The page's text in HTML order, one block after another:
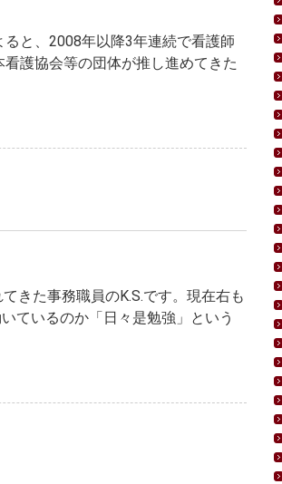
と、2008年以降3年連続で看護師
護協会等の団体が推し進めてきた
きた事務職員のK.S.です。現在右も
ているのか「日々是勉強」という